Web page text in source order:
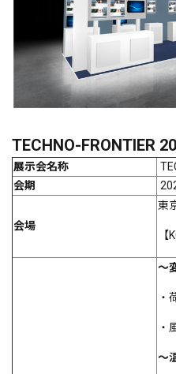
TECHNO-FRONTIER
展示会名称
会期
会場
東
【
～
・
・
～